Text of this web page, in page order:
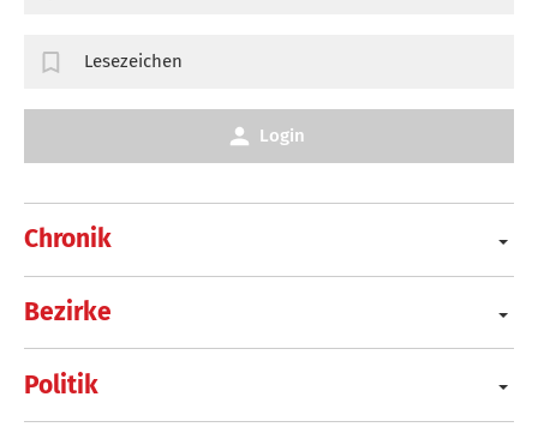
Chronik
Bezirke
Politik
Lesezeichen
Login